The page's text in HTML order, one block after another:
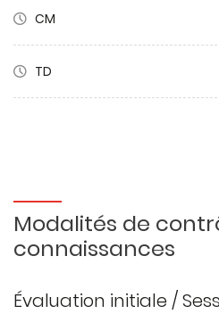
CM
TD
Modalités de
connaissances
Évaluation initiale /